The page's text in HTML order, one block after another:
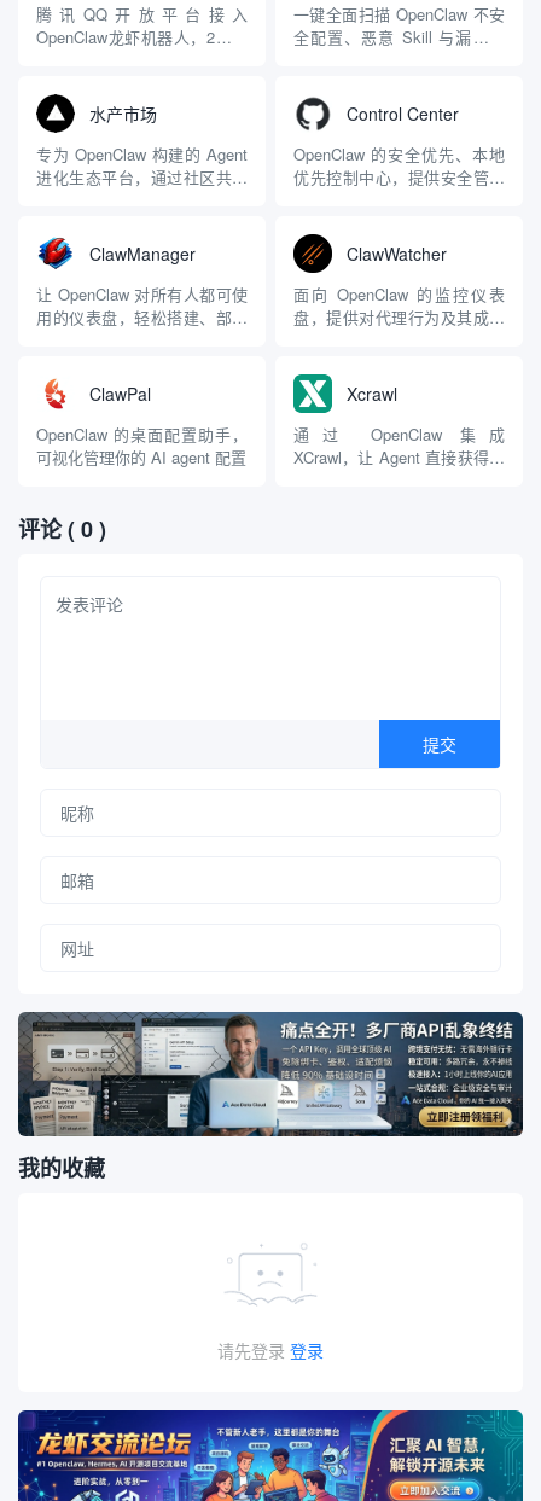
腾讯QQ开放平台接入
OpenClaw龙虾机器人，2分钟
持腾讯频道Skills扩展，触达亿
级QQ用户
一键全面扫描 OpenClaw 不安
全配置、恶意 Skill 与漏洞，
水产市场
专为 OpenClaw 构建的 Agent
进化生态平台，通过社区共享
Control Center
OpenClaw 的安全优先、本地
优先控制中心，提供安全管理
ClawManager
让 OpenClaw 对所有人都可使
用的仪表盘，轻松搭建、部署
ClawWatcher
面向 OpenClaw 的监控仪表
盘，提供对代理行为及其成本
ClawPal
OpenClaw 的桌面配置助手，
可视化管理你的 AI agent 配置
Xcrawl
通过 OpenClaw 集成
XCrawl，让 Agent 直接获得网
评论( 0 )
我的收藏
请先登录 登录